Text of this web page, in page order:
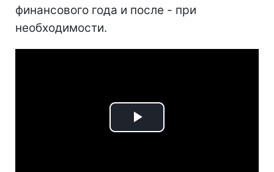
финансового года и после - при
необходимости.
Play